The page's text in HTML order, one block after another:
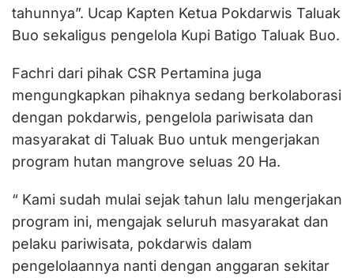
tahunnya”. Ucap Kapten Ketua Pokdarwis Taluak
Buo sekaligus pengelola Kupi Batigo Taluak Buo.
Fachri dari pihak CSR Pertamina juga
mengungkapkan pihaknya sedang berkolaborasi
dengan pokdarwis, pengelola pariwisata dan
masyarakat di Taluak Buo untuk mengerjakan
program hutan mangrove seluas 20 Ha.
“ Kami sudah mulai sejak tahun lalu mengerjakan
program ini, mengajak seluruh masyarakat dan
pelaku pariwisata, pokdarwis dalam
pengelolaannya nanti dengan anggaran sekitar